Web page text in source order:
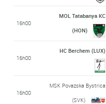
16h00
MOL Tatabanya KC
(HON)
16h00
HC Berchem (LUX)
16h00
MSK Povazska Bystrica
(SVK)